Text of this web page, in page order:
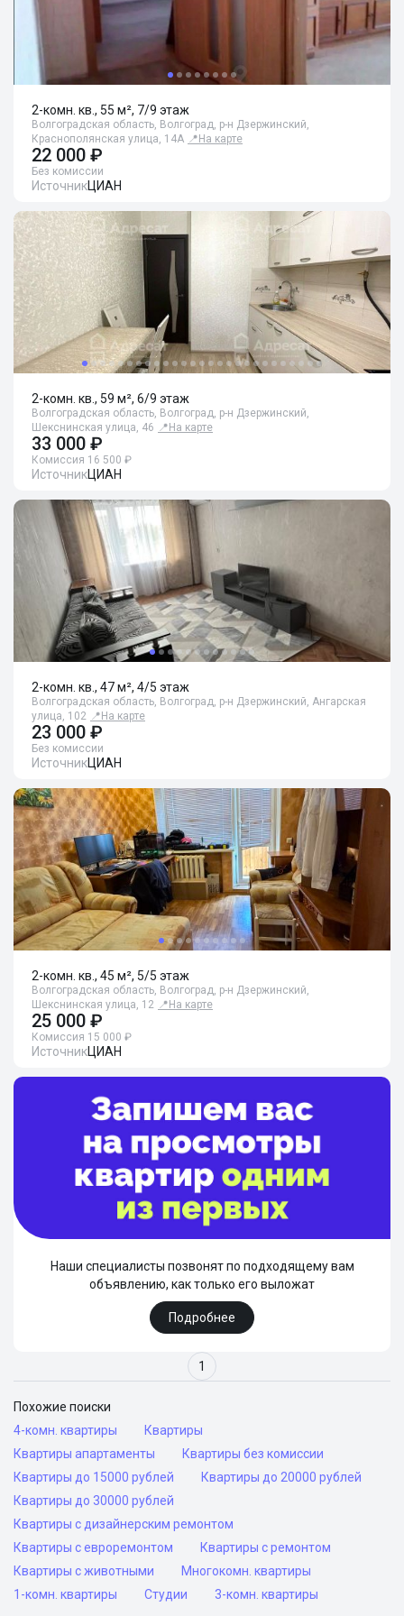
2-комн. кв., 55 м², 7/9 этаж
Волгоградская область, Волгоград, р-н Дзержинский,
Краснополянская улица, 14А 📍 На карте
22 000 ₽
Без комиссии
ИсточникЦИАН
2-комн. кв., 59 м², 6/9 этаж
Волгоградская область, Волгоград, р-н Дзержинский,
Шекснинская улица, 46 📍 На карте
33 000 ₽
Комиссия 16 500 ₽
ИсточникЦИАН
2-комн. кв., 47 м², 4/5 этаж
Волгоградская область, Волгоград, р-н Дзержинский, Ангарская
улица, 102 📍 На карте
23 000 ₽
Без комиссии
ИсточникЦИАН
2-комн. кв., 45 м², 5/5 этаж
Волгоградская область, Волгоград, р-н Дзержинский,
Шекснинская улица, 12 📍 На карте
25 000 ₽
Комиссия 15 000 ₽
ИсточникЦИАН
Наши специалисты позвонят по подходящему вам
объявлению, как только его выложат
Подробнее
1
Похожие поиски
4-комн. квартиры
Квартиры
Квартиры апартаменты
Квартиры без комиссии
Квартиры до 15000 рублей
Квартиры до 20000 рублей
Квартиры до 30000 рублей
Квартиры с дизайнерским ремонтом
Квартиры с евроремонтом
Квартиры с ремонтом
Квартиры с животными
Многокомн. квартиры
1-комн. квартиры
Студии 3-комн. квартиры